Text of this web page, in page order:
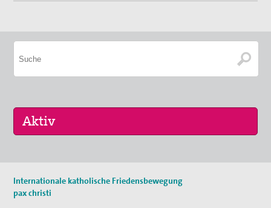
pc bewegt - Gräber erzählen
Internationale katholische Friedensbewegung
pax christi